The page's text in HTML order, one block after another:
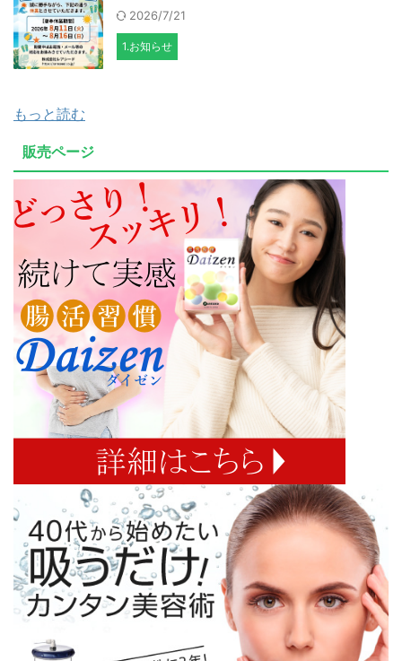
2026/7/21
1.お知らせ
もっと読む
販売ページ